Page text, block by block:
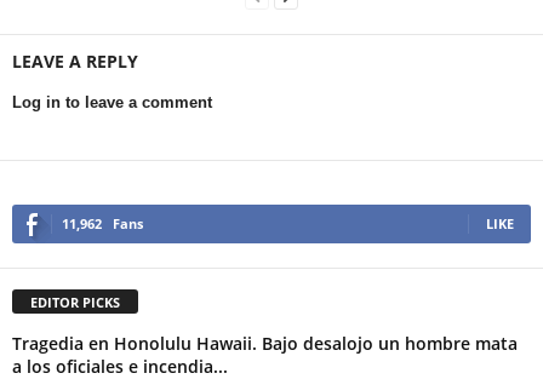
LEAVE A REPLY
Log in to leave a comment
11,962 Fans LIKE
EDITOR PICKS
Tragedia en Honolulu Hawaii. Bajo desalojo un hombre mata
a los oficiales e incendia...